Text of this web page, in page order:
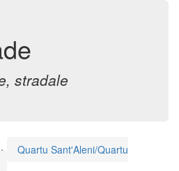
stradale
›
Quartu Sant'Aleni/Quartu